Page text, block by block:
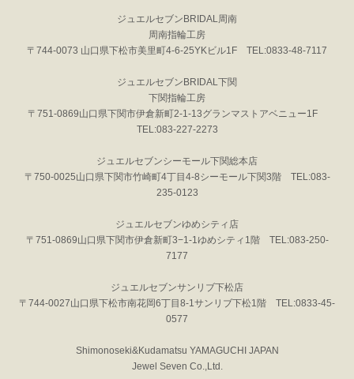
ジュエルセブンBRIDAL周南
周南指輪工房
〒744-0073 山口県下松市美里町4-6-25YKビル1F TEL:0833-48-7117
ジュエルセブンBRIDAL下関
下関指輪工房
〒751-0869山口県下関市伊倉新町2-1-13グランマストアベニュー1F
TEL:083-227-2273
ジュエルセブンシーモール下関総本店
〒750-0025山口県下関市竹崎町4丁目4-8シーモール下関3階 TEL:083-
235-0123
ジュエルセブンゆめシティ店
〒751-0869山口県下関市伊倉新町3−1-1ゆめシティ1階 TEL:083-250-
7177
ジュエルセブンサンリブ下松店
〒744-0027山口県下松市南花岡6丁目8-1サンリブ下松1階 TEL:0833-45-
0577
Shimonoseki&Kudamatsu YAMAGUCHI JAPAN
Jewel Seven Co.,Ltd.